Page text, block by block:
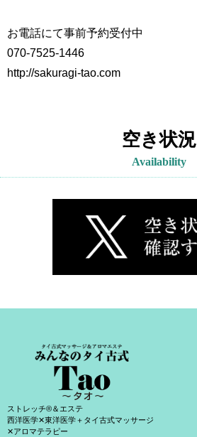
お電話にて事前予約受付中
070-7525-1446
http://sakuragi-tao.com
空き状況
Availability
ストレッチ®＆エステ
西洋医学✕東洋医学＋タイ古式マッサージ
✕アロマテラピー